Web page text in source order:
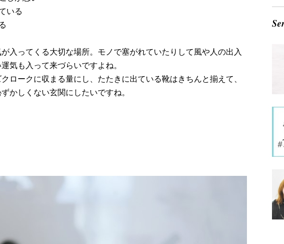
いる
入ってくる大切な場所。モノで塞がれていたりして風や人の出入
気も入って来づらいですよね。
ロークに収まる量にし、たたきに出ている靴はきちんと揃えて、
かしくない玄関にしたいですね。